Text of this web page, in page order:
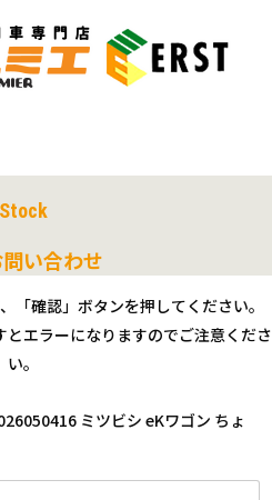
い合わせ
Stock
「確認」ボタンを押してください。
エラーになりますのでご注意くださ
い。
ミツビシ eKワゴン ちょ